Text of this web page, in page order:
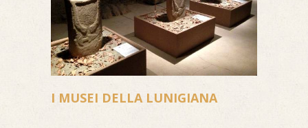
I MUSEI DELLA LUNIGIANA